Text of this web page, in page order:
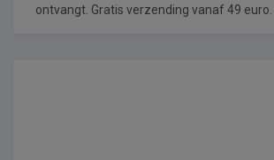
ontvangt. Gratis verzending vanaf 49 euro.